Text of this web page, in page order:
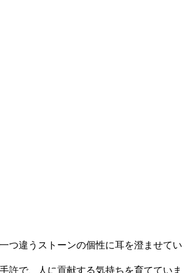
つ違うストーンの個性に耳を澄ませてい
許で、人に貢献する気持ちを育てていま